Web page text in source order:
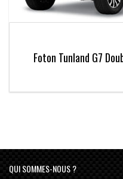
Foton Tunland G7
QUI SOMMES-NOUS ?